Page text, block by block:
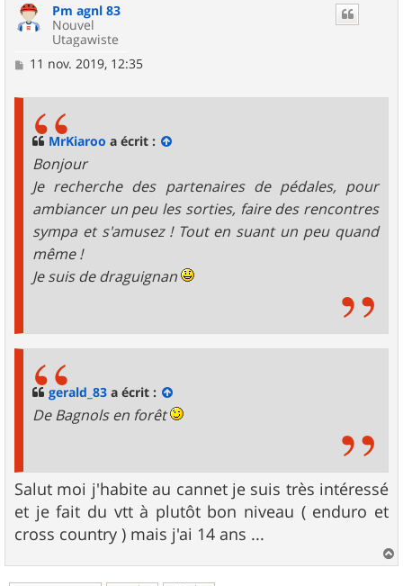
Pm agnl 83
Nouvel
Utagawiste
M11 nov. 2019, 12:35
MrKiaroo a écrit :
Bonjour
Je recherche des partenaires de pédales, pour
ambiancer un peu les sorties, faire des rencontres
sympa et s'amusez ! Tout en suant un peu quand
même !
Je suis de draguignan
gerald_83 a écrit :
De Bagnols en forêt
Salut moi j'habite au cannet je suis très intéressé
et je fait du vtt à plutôt bon niveau ( enduro et
cross country ) mais j'ai 14 ans ...
a